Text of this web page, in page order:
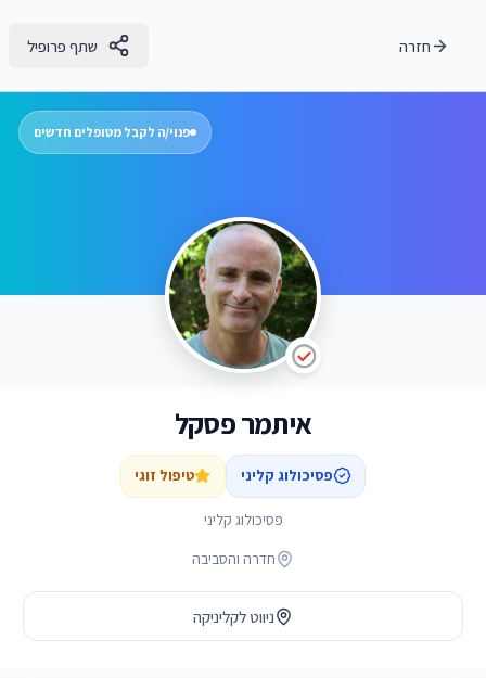
חזרה שתף פרופיל
פנוי/ה לקבל מטופלים חדשים
איתמר פסקל
פסיכולוג קליני טיפול זוגי
פסיכולוג קליני
חדרה והסביבה
ניווט לקליניקה